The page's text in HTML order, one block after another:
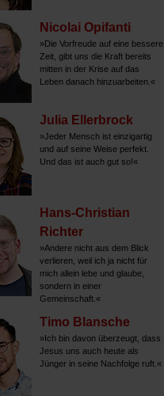
Nicolai Opifanti
»Die Vorfreude auf eine bessere
Zeit, gibt uns die Kraft bereits
mitten in der Krise auf das
Leben danach hinzuarbeiten.«
Julia Ellerbrock
»Jeder Mensch ist einzigartig
und auf seine Weise perfekt.
Und das ist auch gut so!«
Hans-Christian
Richter
»Andere nicht aus dem Blick
verlieren, weil ich ja nicht für
mich allein lebe und glaube,
sondern in einer
Gemeinschaft.«
Timo Blansche
»Ich bin davon überzeugt, dass
Jesus uns auch heute als
Jünger in seine Nachfolge ruft.«